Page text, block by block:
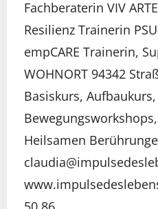
Fachberaterin VIV
Resilienz Trainerin
empCARE Trainerin,
WOHNORT 94342
Basiskurs, Aufbaukurs,
Heilsamen